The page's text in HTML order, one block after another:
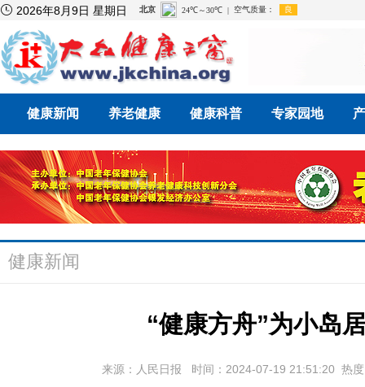
 2026年8月9日 星期日
健康新闻 养老健康 健康科普 专家园地
健康新闻
“健康方舟”为小岛
来源：人民日报 时间：2024-07-19 21:51:20 热